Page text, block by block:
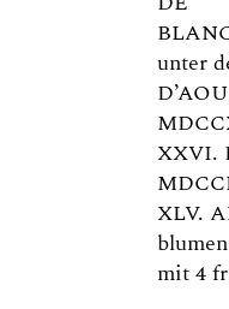
unter
XXVI.
XLV.
mit 4